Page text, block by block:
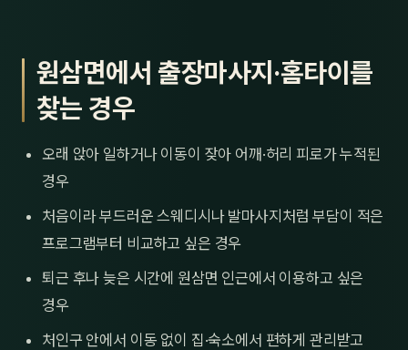
원삼면에서 출장마사지·홈타이를
찾는 경우
오래 앉아 일하거나 이동이 잦아 어깨·허리 피로가 누적된
경우
처음이라 부드러운 스웨디시나 발마사지처럼 부담이 적은
프로그램부터 비교하고 싶은 경우
퇴근 후나 늦은 시간에 원삼면 인근에서 이용하고 싶은
경우
처인구 안에서 이동 없이 집·숙소에서 편하게 관리받고